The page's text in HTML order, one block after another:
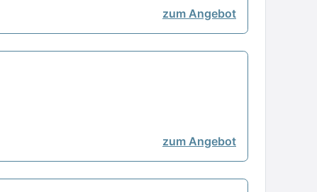
zum Angebot
zum Angebot